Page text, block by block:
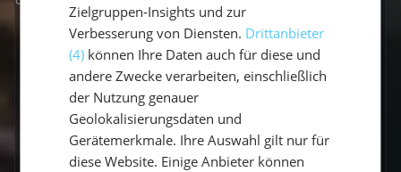
Zielgruppen-Insights und zur
Verbesserung von Diensten. Drittanbieter
(4) können Ihre Daten auch für diese und
andere Zwecke verarbeiten, einschließlich
der Nutzung genauer
Geolokalisierungsdaten und
Gerätemerkmale. Ihre Auswahl gilt nur für
diese Website. Einige Anbieter können